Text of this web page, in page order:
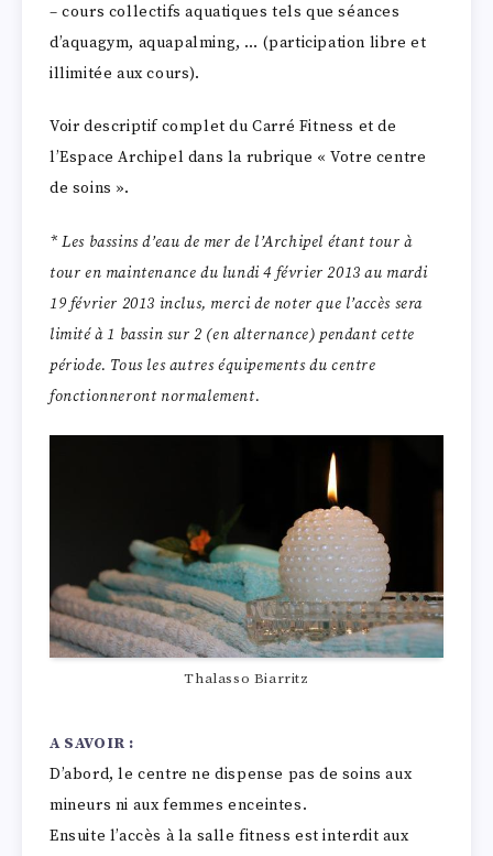
– cours collectifs aquatiques tels que séances
d’aquagym, aquapalming, … (participation libre et
illimitée aux cours).
Voir descriptif complet du Carré Fitness et de
l’Espace Archipel dans la rubrique « Votre centre
de soins ».
* Les bassins d’eau de mer de l’Archipel étant tour à
tour en maintenance du lundi 4 février 2013 au mardi
19 février 2013 inclus, merci de noter que l’accès sera
limité à 1 bassin sur 2 (en alternance) pendant cette
période. Tous les autres équipements du centre
fonctionneront normalement.
Thalasso Biarritz
A SAVOIR :
D’abord, le centre ne dispense pas de soins aux
mineurs ni aux femmes enceintes.
Ensuite l’accès à la salle fitness est interdit aux